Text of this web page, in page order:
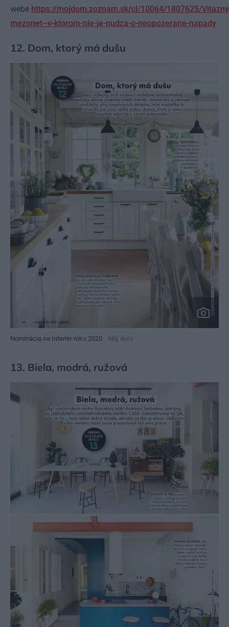
webe https://mojdom.zoznam.sk/cl/10064/1807625/
mezonet–v-ktorom-nie-je-nudza-o-neopozerane-napady
12. Dom, ktorý má dušu
Nominácia na Interiér roku 2020 Môj dom
13. Biela, modrá, ružová